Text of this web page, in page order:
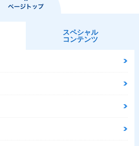
スペシャル
コンテンツ